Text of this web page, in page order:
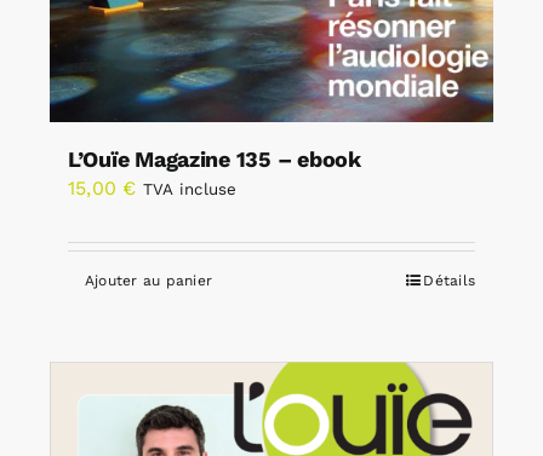
L’Ouïe Magazine 135 – ebook
15,00 € TVA incluse
Ajouter au panier Détails